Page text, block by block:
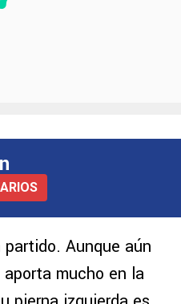
partido. Aunque aún
mucho en la